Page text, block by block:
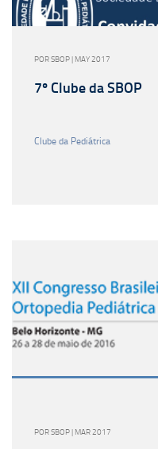
POR SBOP | MAY 2017
7º Clube da SBOP
Clube da Pediátrica
POR SBOP | MAR 2017